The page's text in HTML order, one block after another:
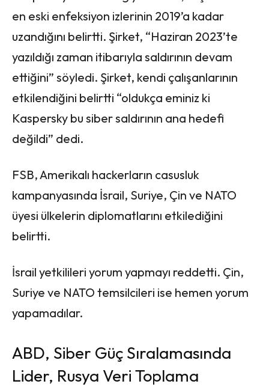
en eski enfeksiyon izlerinin 2019’a kadar
uzandığını belirtti. Şirket, “Haziran 2023’te
yazıldığı zaman itibarıyla saldırının devam
ettiğini” söyledi. Şirket, kendi çalışanlarının
etkilendiğini belirtti “oldukça eminiz ki
Kaspersky bu siber saldırının ana hedefi
değildi” dedi.
FSB, Amerikalı hackerların casusluk
kampanyasında İsrail, Suriye, Çin ve NATO
üyesi ülkelerin diplomatlarını etkilediğini
belirtti.
İsrail yetkilileri yorum yapmayı reddetti. Çin,
Suriye ve NATO temsilcileri ise hemen yorum
yapamadılar.
ABD, Siber Güç Sıralamasında
Lider, Rusya Veri Toplama